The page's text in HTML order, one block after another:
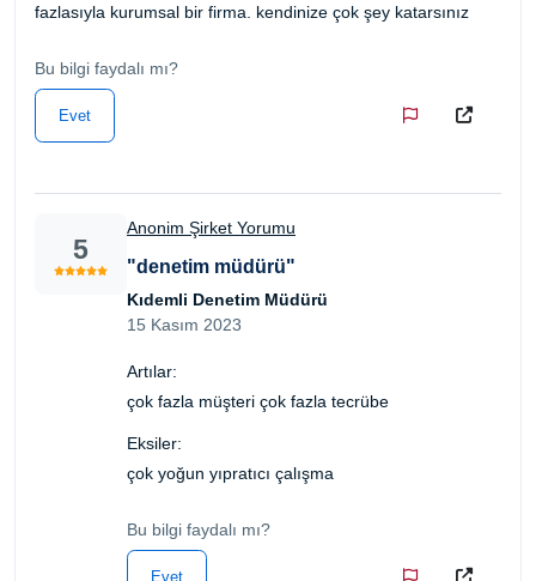
fazlasıyla kurumsal bir firma. kendinize çok şey katarsınız
Bu bilgi faydalı mı?
Evet
5
Anonim Şirket Yorumu
"denetim müdürü"
Kıdemli Denetim Müdürü
15 Kasım 2023
Artılar:
çok fazla müşteri çok fazla tecrübe
Eksiler:
çok yoğun yıpratıcı çalışma
Bu bilgi faydalı mı?
Evet